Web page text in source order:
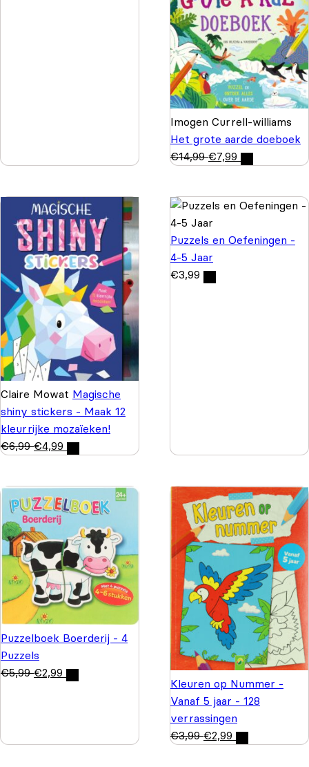
Imogen Currell-williams
Het grote aarde doeboek
€14,99 €7,99
Claire Mowat Magische
shiny stickers - Maak 12
kleurrijke mozaïeken!
€6,99 €4,99
Puzzels en Oefeningen -
4-5 Jaar
€3,99
Puzzelboek Boerderij - 4
Puzzels
€5,99 €2,99
Kleuren op Nummer -
Vanaf 5 jaar - 128
verrassingen
€3,99 €2,99